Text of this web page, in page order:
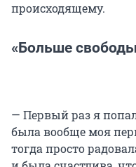
происходящему.
«Больше
— Первый раз я
была вообще моя
тогда просто